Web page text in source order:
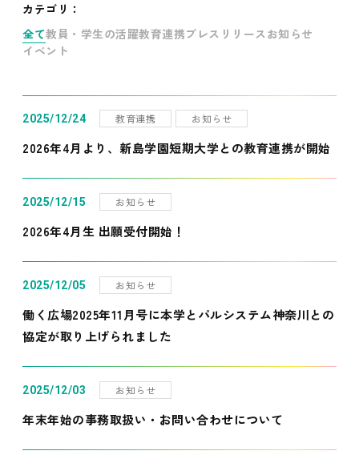
カテゴリ：
全て教員・学生の活躍教育連携プレスリリース お知らせ
イベント
2025/12/24 教育連携 お知らせ
2026年4月より、新島学園短期大学との教育連携が開始
2025/12/15 お知らせ
2026年4月生 出願受付開始！
2025/12/05 お知らせ
働く広場2025年11月号に本学とパルシステム神奈川との
協定が取り上げられました
2025/12/03 お知らせ
年末年始の事務取扱い・お問い合わせについて